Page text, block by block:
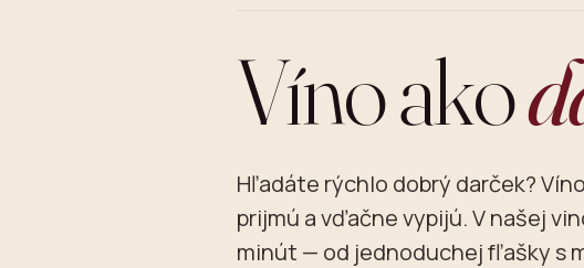
Víno ako
Hľadáte rýchlo dobrý darček?
prijmú a vďačne vypijú. V našej
minút — od jednoduchej fľašky s